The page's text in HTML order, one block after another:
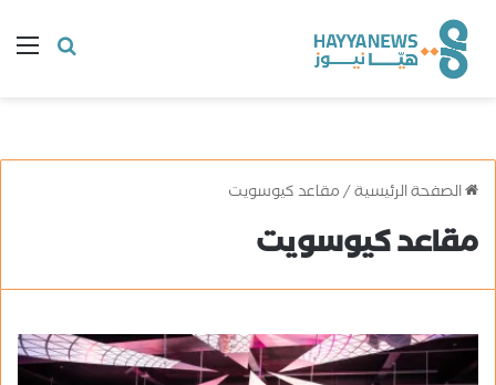
البحث
الصفحة الرئيسية/مقاعد كيوسويت
مقاعد كيوسويت